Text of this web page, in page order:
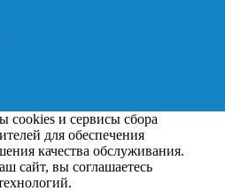
cookies и сервисы сбора
для обеспечения
качества обслуживания.
сайт, вы соглашаетесь